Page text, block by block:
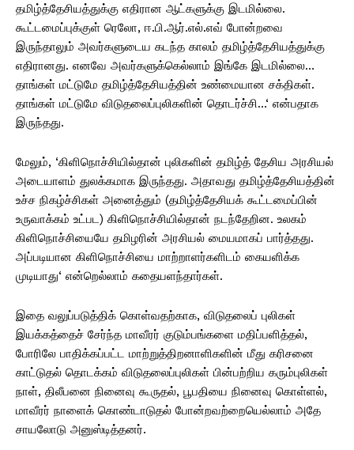
தமிழ்த்தேசியத்துக்கு எதிரான ஆட்களுக்கு இடமில்லை.
கூட்டமைப்புக்குள் ரெலோ, ஈ.பி.ஆர்.எல்.எவ் போன்றவை
இருந்தாலும் அவர்களுடைய கடந்த காலம் தமிழ்த்தேசியத்துக்கு
எதிரானது. எனவே அவர்களுக்கெல்லாம் இங்கே இடமில்லை…
தாங்கள் மட்டுமே தமிழ்த்தேசியத்தின் உண்மையான சக்திகள்.
தாங்கள் மட்டுமே விடுதலைப்புலிகளின் தொடர்ச்சி…‘ என்பதாக
இருந்தது.
மேலும், ‘கிளிநொச்சியில்தான் புலிகளின் தமிழ்த் தேசிய அரசியல்
அடையாளம் துலக்கமாக இருந்தது. அதாவது தமிழ்த்தேசியத்தின்
உச்ச நிகழ்ச்சிகள் அனைத்தும் (தமிழ்த்தேசியக் கூட்டமைப்பின்
உருவாக்கம் உட்பட) கிளிநொச்சியில்தான் நடந்தேறின. உலகம்
கிளிநொச்சியையே தமிழரின் அரசியல் மையமாகப் பார்த்தது.
அப்படியான கிளிநொச்சியை மாற்றாளர்களிடம் கையளிக்க
முடியாது‘ என்றெல்லாம் கதையளந்தார்கள்.
இதை வலுப்படுத்திக் கொள்வதற்காக, விடுதலைப் புலிகள்
இயக்கத்தைச் சேர்ந்த மாவீரர் குடும்பங்களை மதிப்பளித்தல்,
போரிலே பாதிக்கப்பட்ட மாற்றுத்திறனாளிகளின் மீது கரிசனை
காட்டுதல் தொடக்கம் விடுதலைப்புலிகள் பின்பற்றிய கரும்புலிகள்
நாள், திலீபனை நினைவு கூருதல், பூபதியை நினைவு கொள்ளல்,
மாவீரர் நாளைக் கொண்டாடுதல் போன்றவற்றையெல்லாம் அதே
சாயலோடு அனுஸ்டித்தனர்.